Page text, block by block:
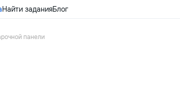
Найти заданияБлог
панели